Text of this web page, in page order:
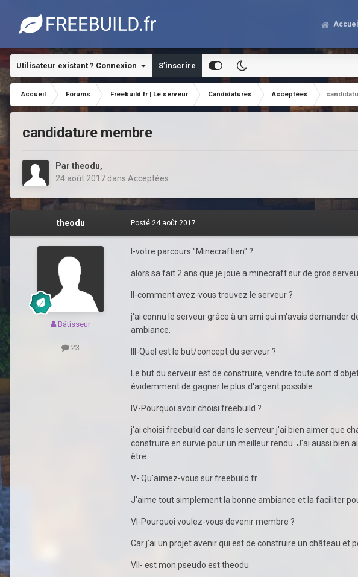
Accueil
Utilisateur existant ? Connexion S’inscrire
Accueil Forums Freebuild.fr | Le serveur Candidatures Acceptées
candidature membre
Par theodu,
24 août 2017 dans Acceptées
theodu
Bâtisseur
23
Posté 24 août 2017
I-votre parcours "Minecraftien" ?
alors sa fait 2 ans que je joue a minecraft sur de gros
II-comment avez-vous trouvez le serveur ?
j'ai connu le serveur grâce à un ami qui m'avais demander
ambiance.
III-Quel est le but/concept du serveur ?
Le but du serveur est de construire, vendre toute sort
évidemment de gagner le plus d'argent possible.
IV-Pourquoi avoir choisi freebuild ?
j'ai choisi freebuild car dans le serveur j'ai bien aimer que
construire en survie pour un meilleur rendu. J'ai aussi bien
être.
V- Qu'aimez-vous sur freebuild.fr
J'aime tout simplement la bonne ambiance et la faciliter
VI-Pourquoi voulez-vous devenir membre ?
Car j'ai un projet avenir qui est de construire un château
VII- est mon pseudo est theodu